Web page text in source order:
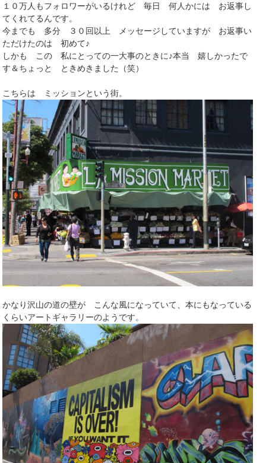
１０万人もフォロワーがいるけれど 毎日 何人かには お返事し
てくれてるんです。
今までも 多分 ３０回以上 メッセージしていますが お返事い
ただけたのは 初めて♪
しかも この 私にとっての一大事のときに♪本当 嬉しかったで
す＆ちょっと ときめきました（笑）
こちらは ミッションという街。
かなり沢山の道の壁が こんな風になっていて、本にもなっている
くらいアートギャラリーのようです。